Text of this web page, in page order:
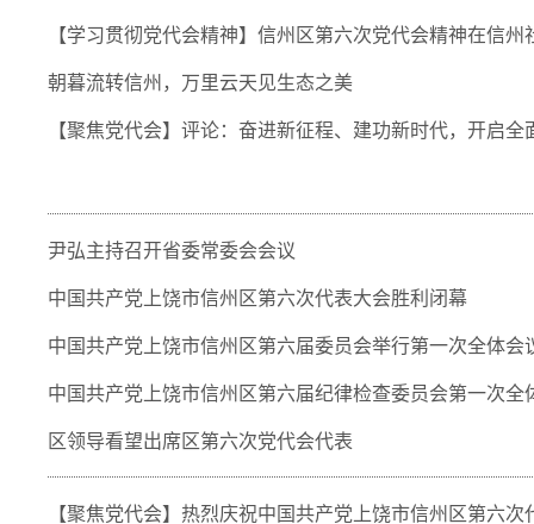
【学习贯彻党代会精神】信州区第六次党代会精神在信
朝暮流转信州，万里云天见生态之美
【聚焦党代会】评论：奋进新征程、建功新时代，开启
尹弘主持召开省委常委会会议
中国共产党上饶市信州区第六次代表大会胜利闭幕
中国共产党上饶市信州区第六届委员会举行第一次全体会
中国共产党上饶市信州区第六届纪律检查委员会第一次全
区领导看望出席区第六次党代会代表
【聚焦党代会】热烈庆祝中国共产党上饶市信州区第六